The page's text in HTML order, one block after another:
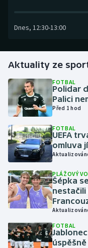
Golf
Gymnastika
Házená
Jezdectví
Judo
Krasobruslení
Lyže a snowboard
Dnes, 12:30-13:00
Aktuality ze
FOTBAL
Polidar
Palici
Před 1 hod
FOTBAL
UEFA
omluva
PLÁŽOVÝ
Šépka
nestačili
FOTBAL